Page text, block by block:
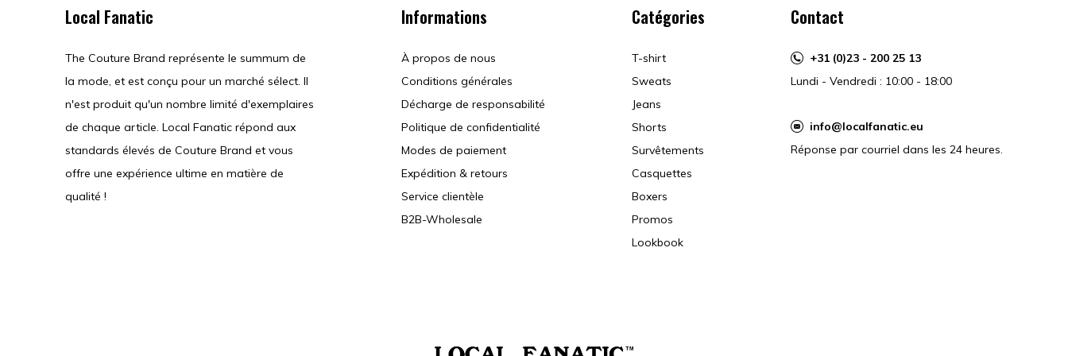
Local Fanatic
The Couture Brand représente le summum de
la mode, et est conçu pour un marché sélect. Il
n'est produit qu'un nombre limité d'exemplaires
de chaque article. Local Fanatic répond aux
standards élevés de Couture Brand et vous
offre une expérience ultime en matière de
qualité !
Informations
À propos de nous
Conditions générales
Décharge de responsabilité
Politique de confidentialité
Modes de paiement
Expédition & retours
Service clientèle
B2B-Wholesale
Catégories
T-shirt
Sweats
Jeans
Shorts
Survêtements
Casquettes
Boxers
Promos
Lookbook
Contact
+31 (0)23 - 200 25 13
Lundi - Vendredi : 10:00 - 18:00
info@localfanatic.eu
Réponse par courriel dans les 24 heures.